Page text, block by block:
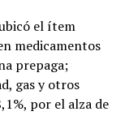
el ítem
medicamentos
prepaga;
gas y otros
por el alza de